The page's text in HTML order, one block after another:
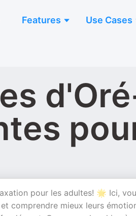
Features Use Cases
pour les adultes! 🌟 Ici,
comprendre mieux leurs